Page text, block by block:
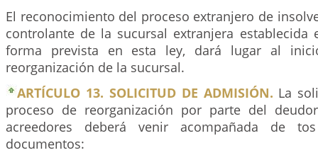
El reconocimiento del proceso extranjero de
controlante de la sucursal extranjera establecida
forma prevista en esta ley, dará lugar al
reorganización de la sucursal.
ARTÍCULO 13. SOLICITUD DE ADMISIÓN. La
proceso de reorganización por parte del
acreedores deberá venir acompañada de
documentos: